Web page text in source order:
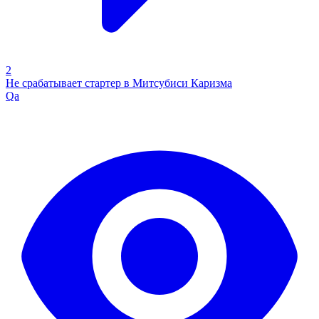
2
Не срабатывает стартер в Митсубиси Каризма
Qa